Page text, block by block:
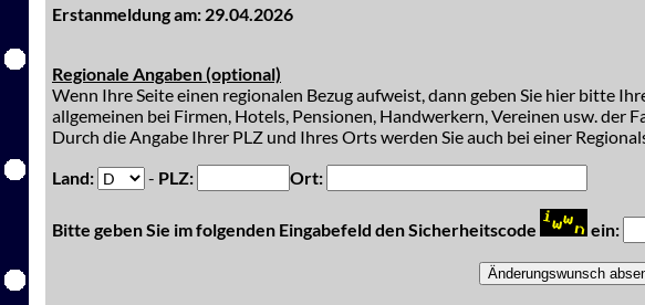
Erstanmeldung am: 29.04.2026
Regionale Angaben (optional)
Wenn Ihre Seite einen regionalen Bezug aufweist, dann geben Sie hier bitte
allgemeinen bei Firmen, Hotels, Pensionen, Handwerkern, Vereinen usw. der
Durch die Angabe Ihrer PLZ und Ihres Orts werden Sie auch bei einer
Land:
- PLZ: Ort:
Bitte geben Sie im folgenden Eingabefeld den Sicherheitscode ein: